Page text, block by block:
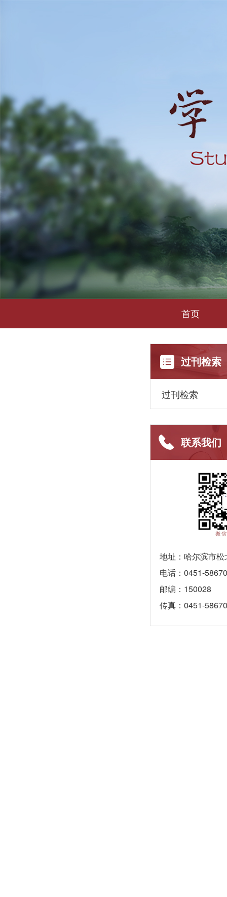
首页
过刊检索
过刊检索
联系我们
地址：哈尔滨市
电话：0451-
邮编：150028
传真：0451-